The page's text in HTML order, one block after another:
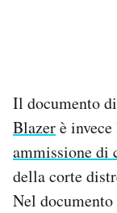
Il documento
Blazerè
ammissione di
della corte
Nel